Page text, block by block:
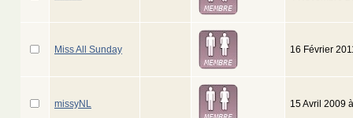
Miss All Sunday 16 Février
missyNL 15 Avril 2009